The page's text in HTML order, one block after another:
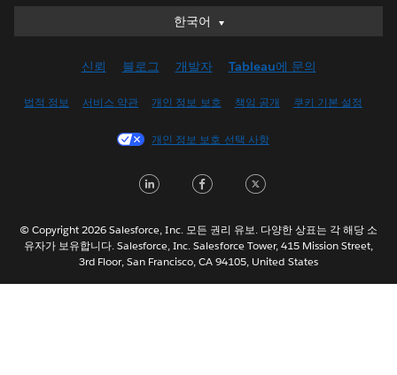
한국어
한국어
English (UK)
Français (Canada)
Italiano
Nederlands
Português
신뢰 블로그 개발자 Tableau에 문의
법적 정보 서비스 약관 개인 정보 보호 책임 공개 쿠키 기본 설정
개인 정보 보호 선택 사항
LinkedInFacebook
© Copyright 2026 Salesforce, Inc. 모든 권리 유보. 다양한 상표는 각 해당 소
유자가 보유합니다. Salesforce, Inc. Salesforce Tower, 415 Mission Street,
3rd Floor, San Francisco, CA 94105, United States